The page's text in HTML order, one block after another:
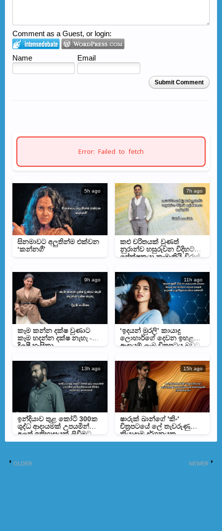
Comment as a Guest, or login:
Name Email
Submit Comment
Error: Failed to fetch
5h ago
සිනමාවට අලුතින්ම එක්වන
‘කන්නගී’
7h ago
කළු චරිතයක් වුණත්
නුරාන්ව හසුරුවන විදිහට
ප්‍රේක්ෂකයා කැමැතියි-විරාජ්
9h ago
කෑම කන්න දක්ෂ වුණාට
කෑම හදන්න දක්ෂ නැහැ -
දිලුෂී හංසිකා
11h ago
‘ඉදයන් මුරලි’ කායාදු
ලොහාර්ගේ දෙවන ඉහළම
ආදායම් ලැබූ චිත්‍රපටය බවට
13h ago
ඉන්දියාව තුළ කෝටි 300ක
ශුද්ධ ආදායමක් උපයමින්
අලුත් ඉතිහාසයක් ලිවීමට
දේව්ගන්ට අවස්ථාවක්
15h ago
ෂාරුක් ඛාන්ගේ 'කිං'
චිත්‍රපටයේ ලේ තැවරුණු
ක්‍රියාදාම දර්ශනයක
ඡායාරූපයක් අන්තර්ජාලයට
NEWER
OLDER